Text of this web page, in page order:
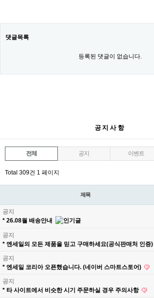
댓글목록
등록된 댓글이 없습니다.
공지사항
전체 공지 이벤트
Total 309건 1 페이지
제목
공지
* 26.08월 배송안내
공지
* 엔세일의 모든 제품을 믿고 구매하세요(공식판매처 인증)
공지
* 엔세일 코리아 오픈했습니다. (네이버 스마트스토어)
공지
* 타 사이트에서 비슷한 시기 주문하실 경우 주의사항